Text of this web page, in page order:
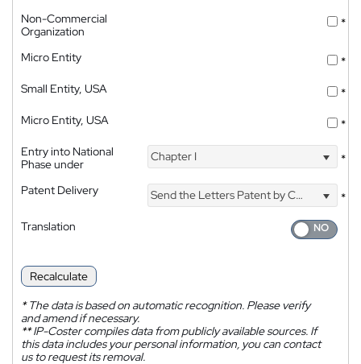
Non-Commercial
Organization
*
Micro Entity
*
Small Entity, USA
*
Micro Entity, USA
*
Entry into National
Phase under
Chapter I *
Patent Delivery Send the Letters Patent by Courier
*
Translation
Recalculate
*The data is based on automatic recognition. Please verify
and amend if necessary.
**IP-Coster compiles data from publicly available sources. If
this data includes your personal information, you can contact
us to request its removal.